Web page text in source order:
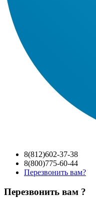
8(812)602-37-38
8(800)775-60-44
Перезвонить вам?
Перезвонить вам ?